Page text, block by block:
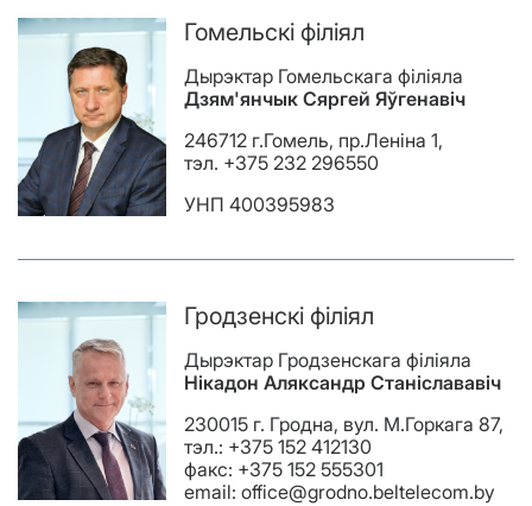
Гомельскі філіял
Дырэктар Гомельскага філіяла
Дзям'янчык Сяргей Яўгенавіч
246712 г.Гомель, пр.Леніна 1,
тэл. +375 232 296550
УНП 400395983
Гродзенскі філіял
Дырэктар Гродзенскага філіяла
Нікадон Аляксандр Станіслававіч
230015 г. Гродна, вул. М.Горкага 87,
тэл.: +375 152 412130
факс: +375 152 555301
email: office@grodno.beltelecom.by